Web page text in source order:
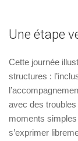
Une étape
Cette journée
structures :
avec des
moments
s’exprimer